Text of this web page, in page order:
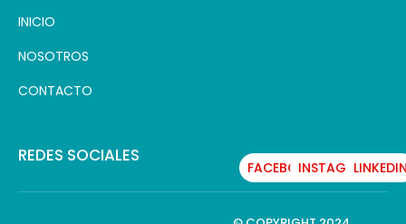
INICIO
NOSOTROS
CONTACTO
REDES SOCIALES
FACEBOOKINSTAGRAM